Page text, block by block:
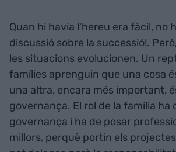
Quan hi havia l'hereu era fàcil, no
discussió sobre la successió!.
les situacions evolucionen. Un
famílies aprenguin que una cosa
una altra, encara més important,
governança. El rol de la família ha
governança i ha de posar
millors, perquè portin els